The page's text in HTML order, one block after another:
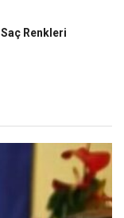
Renkleri